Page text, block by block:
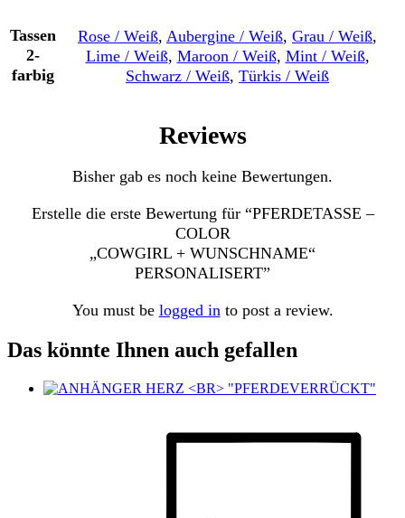
Tassen
2-
farbig
Rose / Weiß, Aubergine / Weiß, Grau / Weiß,
Lime / Weiß, Maroon / Weiß, Mint / Weiß,
Schwarz / Weiß, Türkis / Weiß
Reviews
Bisher gab es noch keine Bewertungen.
Erstelle die erste Bewertung für “PFERDETASSE –
COLOR
„COWGIRL + WUNSCHNAME“
PERSONALISERT”
You must be logged into post a review.
Das könnte Ihnen auch gefallen